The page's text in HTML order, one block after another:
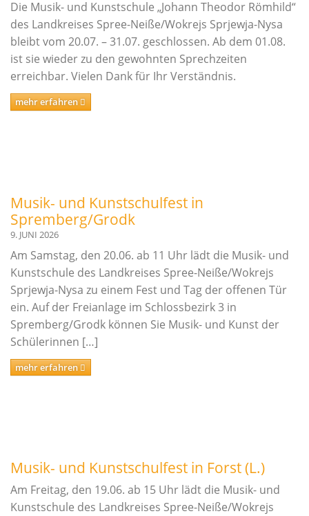
einem
vielfältigen
Angebot.
Förderverein
Lehrbereiche
Musikalische Grundausbildung
Musikgarten
Instrumental- und Vokalausbildung
Tasteninstrumente
Zupfinstrumente
Blechblasinstrumente
Holzblasinstrumente
Schlagwerk/Perkussion
Sonstige Instrumente
Vokalfächer
Ensemble- und Ergänzungsfächer
Talentförderung und Studienvorbereitende
Ausbildung
Die Musik- und Kunstschule „Johann Theodor Römhild“
des Landkreises Spree-Neiße/Wokrejs Sprjewja-Nysa
bleibt vom 20.07. – 31.07. geschlossen. Ab dem 01.08.
ist sie wieder zu den gewohnten Sprechzeiten
erreichbar. Vielen Dank für Ihr Verständnis.
mehr erfahren
Musik- und Kunstschulfest in
Spremberg/Grodk
9. JUNI 2026
Am Samstag, den 20.06. ab 11 Uhr lädt die Musik- und
Kunstschule des Landkreises Spree-Neiße/Wokrejs
Sprjewja-Nysa zu einem Fest und Tag der offenen Tür
ein. Auf der Freianlage im Schlossbezirk 3 in
Spremberg/Grodk können Sie Musik- und Kunst der
Schülerinnen […]
mehr erfahren
Musik- und Kunstschulfest in Forst (L.)
Am Freitag, den 19.06. ab 15 Uhr lädt die Musik- und
Kunstschule des Landkreises Spree-Neiße/Wokrejs